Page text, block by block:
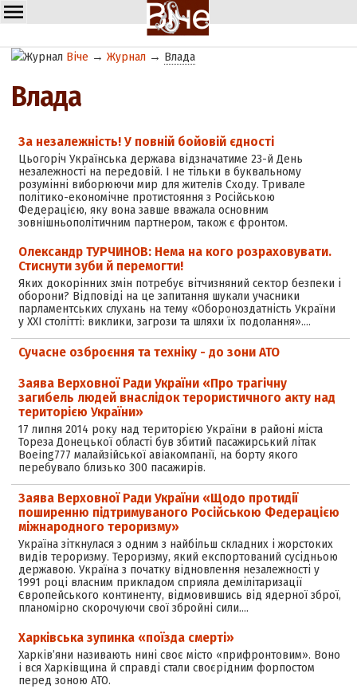
Віче →Журнал → Влада
Влада
За незалежність! У повній бойовій єдності
Цьогоріч Українська держава відзначатиме 23-й День
незалежності на передовій. І не тільки в буквальному
розумінні виборюючи мир для жителів Сходу. Тривале
політико-економічне протистояння з Російською
Федерацією, яку вона завше вважала основним
зовнішньополітичним партнером, також є фронтом.
Олександр ТУРЧИНОВ: Нема на кого розраховувати.
Стиснути зуби й перемогти!
Яких докорінних змін потребує вітчизняний сектор безпеки і
оборони? Відповіді на це запитання шукали учасники
парламентських слухань на тему «Обороноздатність України
у ХХІ столітті: виклики, загрози та шляхи їх подолання».…
Сучасне озброєння та техніку - до зони АТО
Заява Верховної Ради України «Про трагічну
загибель людей внаслідок терористичного акту над
територією України»
17 липня 2014 року над територією України в районі міста
Тореза Донецької області був збитий пасажирський літак
Boeing­777 малайзійської авіакомпанії, на борту якого
перебувало близько 300 пасажирів.
Заява Верховної Ради України «Щодо протидії
поширенню підтримуваного Російською Федерацією
міжнародного тероризму»
Україна зіткнулася з одним з найбільш складних і жорстоких
видів тероризму. Тероризму, який експортований сусідньою
державою. Україна з початку відновлення незалежності у
1991 році власним прикладом сприяла демілітаризації
Європейського континенту, відмовившись від ядерної зброї,
планомірно скорочуючи свої збройні сили.…
Харківська зупинка «поїзда смерті»
Харків’яни називають нині своє місто «прифронтовим». Воно
і вся Харківщина й справді стали своєрідним форпостом
перед зоною АТО.